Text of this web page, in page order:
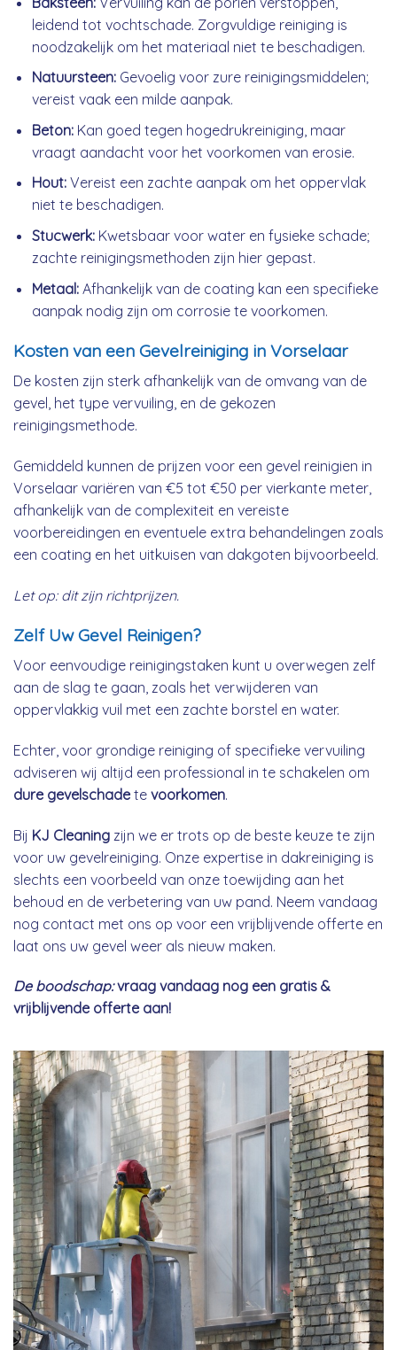
leidend tot vochtschade. Zorgvuldige reiniging is
noodzakelijk om het materiaal niet te beschadigen.
Natuursteen:Gevoelig voor zure reinigingsmiddelen;
vereist vaak een milde aanpak.
Beton:Kan goed tegen hogedrukreiniging, maar
vraagt aandacht voor het voorkomen van erosie.
Hout:Vereist een zachte aanpak om het oppervlak
niet te beschadigen.
Stucwerk:Kwetsbaar voor water en fysieke schade;
zachte reinigingsmethoden zijn hier gepast.
Metaal:Afhankelijk van de coating kan een specifieke
aanpak nodig zijn om corrosie te voorkomen.
Kosten van een Gevelreiniging in Vorselaar
De kosten zijn sterk afhankelijk van de omvang van de
gevel, het type vervuiling, en de gekozen
reinigingsmethode.
Gemiddeld kunnen de prijzen voor een gevel reinigien in
Vorselaar variëren van €5 tot €50 per vierkante meter,
afhankelijk van de complexiteit en vereiste
voorbereidingen en eventuele extra behandelingen zoals
een coating en het uitkuisen van dakgoten bijvoorbeeld.
Let op: dit zijn richtprijzen.
Zelf Uw Gevel Reinigen?
Voor eenvoudige reinigingstaken kunt u overwegen zelf
aan de slag te gaan, zoals het verwijderen van
oppervlakkig vuil met een zachte borstel en water.
Echter, voor grondige reiniging of specifieke vervuiling
adviseren wij altijd een professional in te schakelen om
dure gevelschadete voorkomen.
Bij KJ Cleaning zijn we er trots op de beste keuze te zijn
voor uw gevelreiniging. Onze expertise in dakreiniging is
slechts een voorbeeld van onze toewijding aan het
behoud en de verbetering van uw pand. Neem vandaag
nog contact met ons op voor een vrijblijvende offerte en
laat ons uw gevel weer als nieuw maken.
De boodschap:vraag vandaag nog een gratis &
vrijblijvende offerte aan!